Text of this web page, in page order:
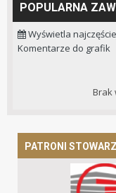
POPULARNA
Wyświetla
Komentarze do grafik
Brak
PATRONI